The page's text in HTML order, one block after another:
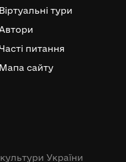
Віртуальні тури
Часті питання
Мапа сайту
України